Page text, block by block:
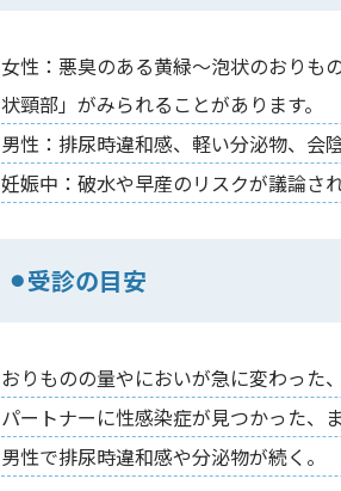
女性：悪臭のある黄緑〜泡状のおりも
状頸部」がみられることがあります。
男性：排尿時違和感、軽い分泌物、会
妊娠中：破水や早産のリスクが議論さ
⚫︎受診の目安
おりものの量やにおいが急に変わった
パートナーに性感染症が見つかった、
男性で排尿時違和感や分泌物が続く。